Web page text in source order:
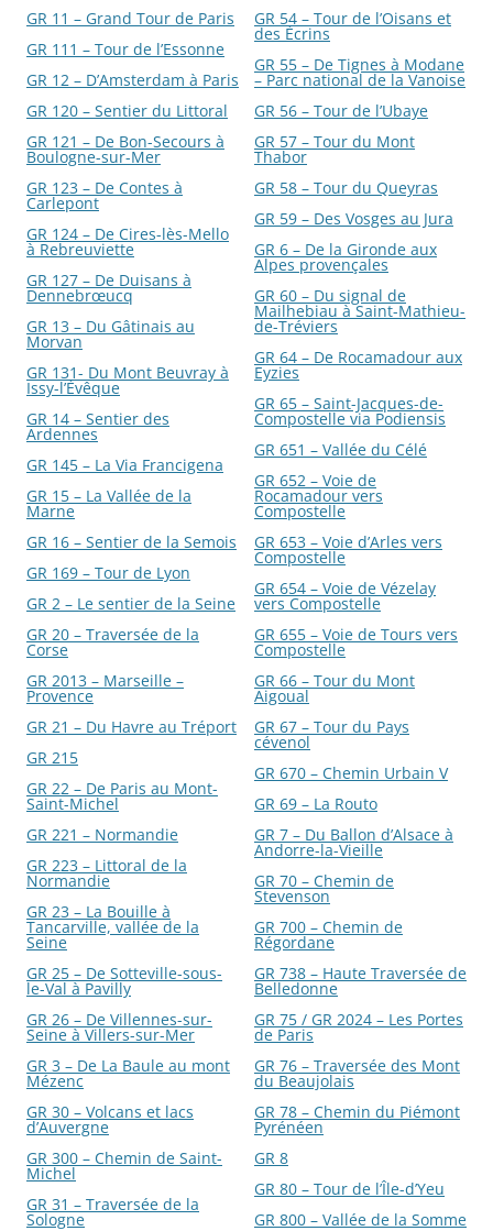
GR 11 – Grand Tour de Paris
GR 111 – Tour de l’Essonne
GR 12 – D’Amsterdam à Paris
GR 120 – Sentier du Littoral
GR 121 – De Bon-Secours à
Boulogne-sur-Mer
GR 123 – De Contes à
Carlepont
GR 124 – De Cires-lès-Mello
à Rebreuviette
GR 127 – De Duisans à
Dennebrœucq
GR 13 – Du Gâtinais au
Morvan
GR 131- Du Mont Beuvray à
Issy-l’Évêque
GR 14 – Sentier des
Ardennes
GR 145 – La Via Francigena
GR 15 – La Vallée de la
Marne
GR 16 – Sentier de la Semois
GR 169 – Tour de Lyon
GR 2 – Le sentier de la Seine
GR 20 – Traversée de la
Corse
GR 2013 – Marseille –
Provence
GR 21 – Du Havre au Tréport
GR 215
GR 22 – De Paris au Mont-
Saint-Michel
GR 221 – Normandie
GR 223 – Littoral de la
Normandie
GR 23 – La Bouille à
Tancarville, vallée de la
Seine
GR 25 – De Sotteville-sous-
le-Val à Pavilly
GR 26 – De Villennes-sur-
Seine à Villers-sur-Mer
GR 3 – De La Baule au mont
Mézenc
GR 30 – Volcans et lacs
d’Auvergne
GR 300 – Chemin de Saint-
Michel
GR 31 – Traversée de la
Sologne
GR 54 – Tour de l’Oisans et
des Écrins
GR 55 – De Tignes à Modane
– Parc national de la Vanoise
GR 56 – Tour de l’Ubaye
GR 57 – Tour du Mont
Thabor
GR 58 – Tour du Queyras
GR 59 – Des Vosges au Jura
GR 6 – De la Gironde aux
Alpes provençales
GR 60 – Du signal de
Mailhebiau à Saint-Mathieu-
de-Tréviers
GR 64 – De Rocamadour aux
Eyzies
GR 65 – Saint-Jacques-de-
Compostelle via Podiensis
GR 651 – Vallée du Célé
GR 652 – Voie de
Rocamadour vers
Compostelle
GR 653 – Voie d’Arles vers
Compostelle
GR 654 – Voie de Vézelay
vers Compostelle
GR 655 – Voie de Tours vers
Compostelle
GR 66 – Tour du Mont
Aigoual
GR 67 – Tour du Pays
cévenol
GR 670 – Chemin Urbain V
GR 69 – La Routo
GR 7 – Du Ballon d’Alsace à
Andorre-la-Vieille
GR 70 – Chemin de
Stevenson
GR 700 – Chemin de
Régordane
GR 738 – Haute Traversée de
Belledonne
GR 75 / GR 2024 – Les Portes
de Paris
GR 76 – Traversée des Mont
du Beaujolais
GR 78 – Chemin du Piémont
Pyrénéen
GR 8
GR 80 – Tour de l’Île-d’Yeu
GR 800 – Vallée de la Somme